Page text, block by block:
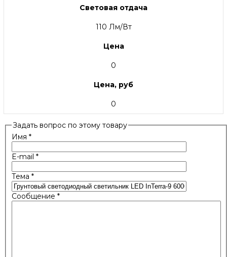
Световая отдача
110 Лм/Вт
Цена
0
Цена, руб
0
Задать вопрос по этому товару
Имя *
E-mail *
Тема *
Сообщение *